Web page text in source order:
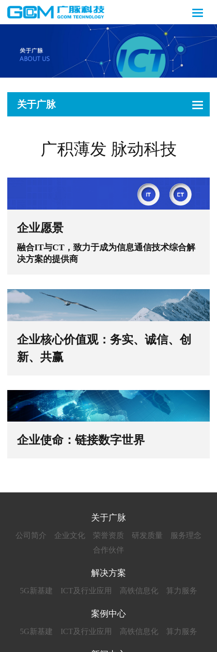
关于广脉
广积薄发 脉动科技
企业愿景
融合IT与CT，致力于成为信息通信技术综合解
决方案的提供商
企业核心价值观：务实、诚信、创
新、共赢
企业使命：链接数字世界
关于广脉
公司简介 企业文化 荣誉资质 研发质量
服务理念
合作伙伴
解决方案
5G新基建 ICT及行业应用 高铁信息化 算力服务
案例中心
5G新基建 ICT及行业应用 高铁信息化 算力服务